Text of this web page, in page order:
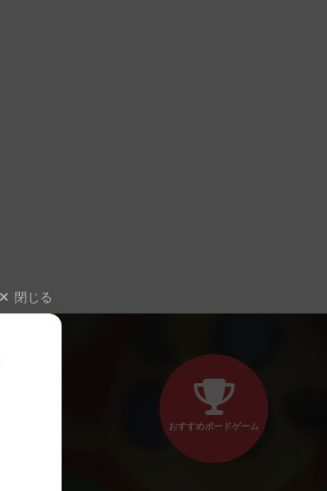
閉じる
おすすめボードゲーム